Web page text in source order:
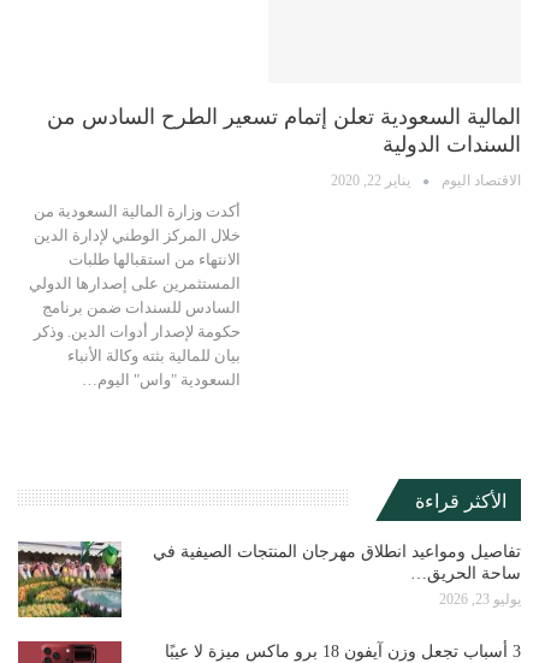
المالية السعودية تعلن إتمام تسعير الطرح السادس من
السندات الدولية
الاقتصاد اليوم يناير 22, 2020
أكدت وزارة المالية السعودية من
خلال المركز الوطني لإدارة الدين
الانتهاء من استقبالها طلبات
المستثمرين على إصدارها الدولي
السادس للسندات ضمن برنامج
حكومة لإصدار أدوات الدين. وذكر
بيان للمالية بثته وكالة الأنباء
السعودية "واس" اليوم…
الأكثر قراءة
تفاصيل ومواعيد انطلاق مهرجان المنتجات الصيفية في
ساحة الحريق…
يوليو 23, 2026
3 أسباب تجعل وزن آيفون 18 برو ماكس ميزة لا عيبًا